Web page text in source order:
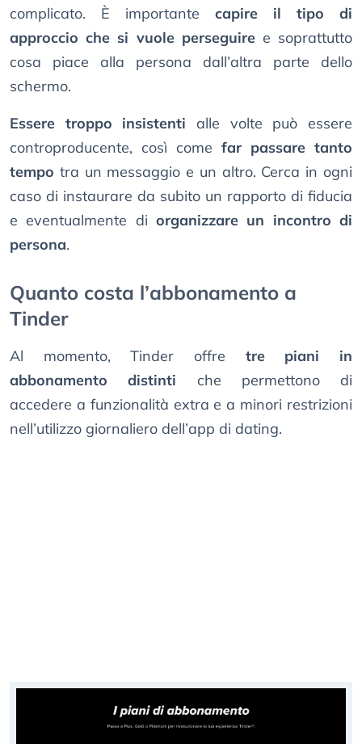
complicato. È importante capire il tipo di
approccio che si vuole perseguiree soprattutto
cosa piace alla persona dall’altra parte dello
schermo.
Essere troppo insistenti alle volte può essere
controproducente, così come far passare tanto
tempo tra un messaggio e un altro. Cerca in ogni
caso di instaurare da subito un rapporto di fiducia
e eventualmente di organizzare un incontro di
persona.
Quanto costa l’abbonamento a
Tinder
Al momento, Tinder offre tre piani in
abbonamento distinti che permettono di
accedere a funzionalità extra e a minori restrizioni
nell’utilizzo giornaliero dell’app di dating.